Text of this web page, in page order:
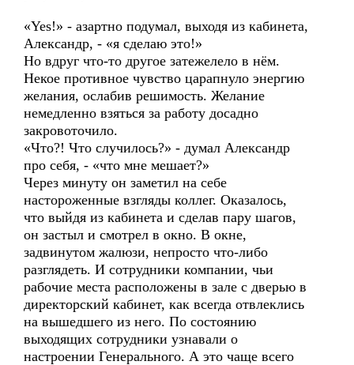
«Yes!» - азартно подумал, выходя из кабинета,
Александр, - «я сделаю это!»
Но вдруг что-то другое затежелело в нём.
Некое противное чувство царапнуло энергию
желания, ослабив решимость. Желание
немедленно взяться за работу досадно
закровоточило.
«Что?! Что случилось?» - думал Александр
про себя, - «что мне мешает?»
Через минуту он заметил на себе
настороженные взгляды коллег. Оказалось,
что выйдя из кабинета и сделав пару шагов,
он застыл и смотрел в окно. В окне,
задвинутом жалюзи, непросто что-либо
разглядеть. И сотрудники компании, чьи
рабочие места расположены в зале с дверью в
директорский кабинет, как всегда отвлеклись
на вышедшего из него. По состоянию
выходящих сотрудники узнавали о
настроении Генерального. А это чаще всего